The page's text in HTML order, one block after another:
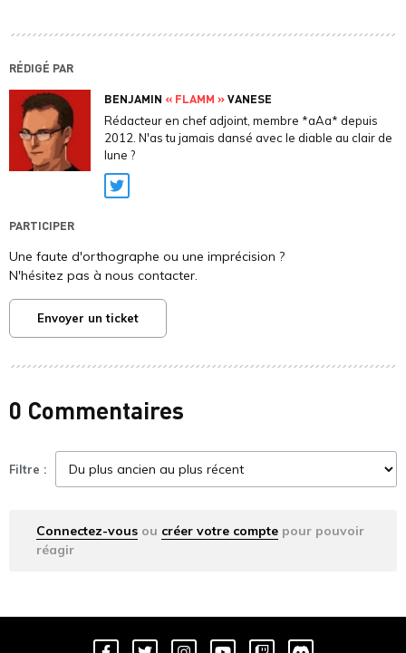
RÉDIGÉ PAR
BENJAMIN « FLAMM »VANESE
Rédacteur en chef adjoint, membre *aAa* depuis
2012. N'as tu jamais dansé avec le diable au clair de
lune ?
Twitter
PARTICIPER
Une faute d'orthographe ou une imprécision ?
N'hésitez pas à nous contacter.
Envoyer un ticket
0 Commentaires
Filtre :
Connectez-vous ou créer votre compte pour pouvoir
réagir